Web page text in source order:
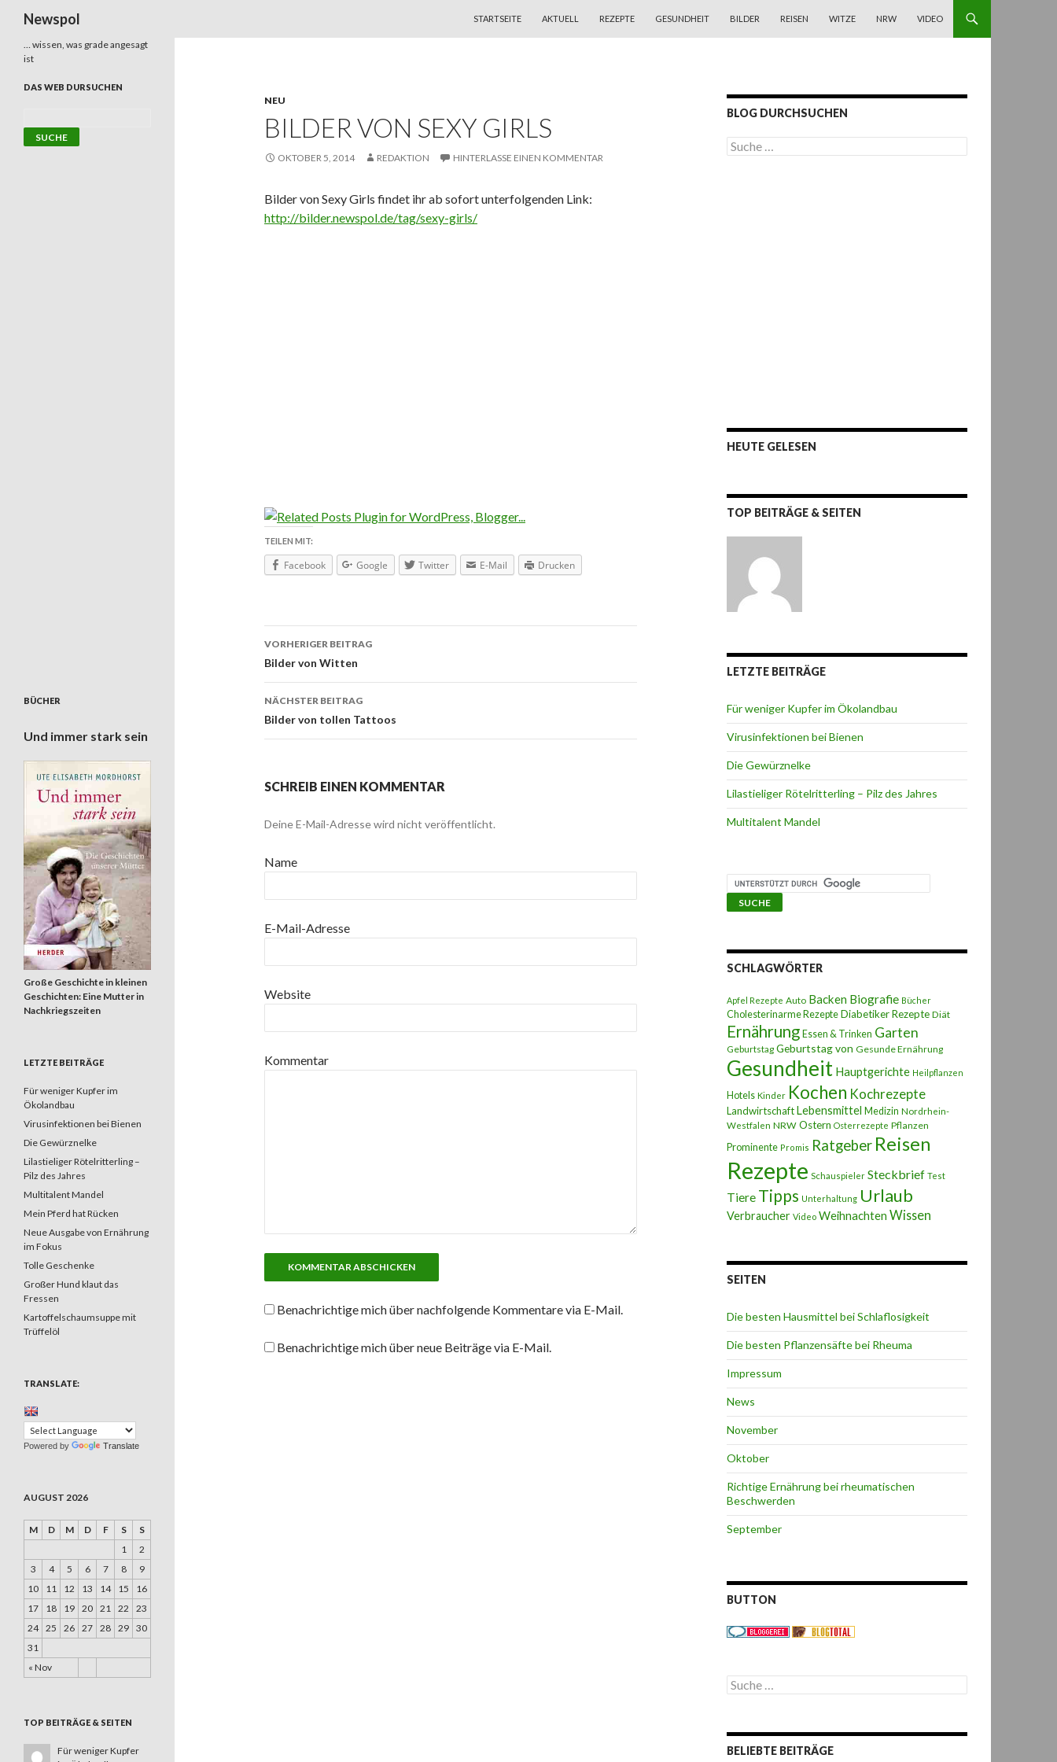
Newspol
STARTSEITE
AKTUELL REZEPTE GESUNDHEIT BILDER REISEN WITZE NRW VIDEO
NEU
BILDER VON SEXY GIRLS
OKTOBER 5, 2014 REDAKTION HINTERLASSE EINEN KOMMENTAR
Bilder von Sexy Girls findet ihr ab sofort unterfolgenden Link:
http://bilder.newspol.de/tag/sexy-girls/
TEILEN MIT:
Facebook Google Twitter E-Mail Drucken
Beitragsnavigation
VORHERIGER BEITRAG
Bilder von Witten
NÄCHSTER BEITRAG
Bilder von tollen Tattoos
SCHREIB EINEN KOMMENTAR
Deine E-Mail-Adresse wird nicht veröffentlicht.
Name
E-Mail-Adresse
Website
Kommentar
Benachrichtige mich über nachfolgende Kommentare via E-Mail.
Benachrichtige mich über neue Beiträge via E-Mail.
BLOG DURCHSUCHEN
S
u
HEUTE GELESEN
TOP BEITRÄGE & SEITEN
LETZTE BEITRÄGE
Für weniger Kupfer im Ökolandbau
Virusinfektionen bei Bienen
Die Gewürznelke
Lilastieliger Rötelritterling – Pilz des Jahres
Multitalent Mandel
SCHLAGWÖRTER
Apfel Rezepte Auto Backen Biografie Bücher
Cholesterinarme Rezepte Diabetiker Rezepte Diät
Ernährung Essen & Trinken Garten
Geburtstag Geburtstag von Gesunde Ernährung
Gesundheit Hauptgerichte Heilpflanzen
Hotels Kinder Kochen Kochrezepte
LandwirtschaftLebensmittel Medizin Nordrhein-
Westfalen NRW Ostern Osterrezepte Pflanzen
Prominente Promis Ratgeber Reisen
Rezepte Schauspieler Steckbrief Test
Tiere Tipps Unterhaltung Urlaub
Verbraucher Video Weihnachten Wissen
SEITEN
Die besten Hausmittel bei Schlaflosigkeit
Die besten Pflanzensäfte bei Rheuma
Impressum
News
November
Oktober
Richtige Ernährung bei rheumatischen
Beschwerden
September
BUTTON
S
u
e
n
BELIEBTE BEITRÄGE
… wissen, was grade angesagt
ist
DAS WEB DURSUCHEN
BÜCHER
Und immer stark sein
Große Geschichte in kleinen
Geschichten: Eine Mutter in
Nachkriegszeiten
LETZTE BEITRÄGE
Für weniger Kupfer im
Ökolandbau
Virusinfektionen bei Bienen
Die Gewürznelke
Lilastieliger Rötelritterling –
Pilz des Jahres
Multitalent Mandel
Mein Pferd hat Rücken
Neue Ausgabe von Ernährung
im Fokus
Tolle Geschenke
Großer Hund klaut das
Fressen
Kartoffelschaumsuppe mit
Trüffelöl
TRANSLATE:
Powered by Translate
AUGUST 2026
M D M D F S S
« Nov
1
2
3
4 5 6 7 8
9
10
11 12 13 14 15
16
17
18 19 20 21 22
23
24 25 26 27 28 29 30
31
TOP BEITRÄGE & SEITEN
Für weniger Kupfer